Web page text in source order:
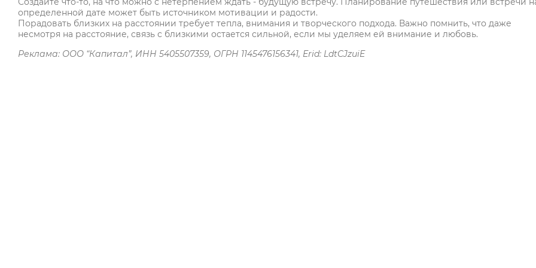
определенной дате может быть источником мотивации и радости.
Порадовать близких на расстоянии требует тепла, внимания и творческого подхода. Важно помнить, что даже
несмотря на расстояние, связь с близкими остается сильной, если мы уделяем ей внимание и любовь.
Реклама: ООО “Капитал”, ИНН 5405507359, ОГРН 1145476156341, Erid: LdtCJzuiE